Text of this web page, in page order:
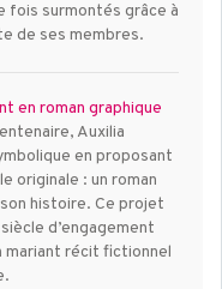
fois surmontés grâce à
de ses membres.
en roman graphique
Auxilia
en proposant
originale : un roman
histoire. Ce projet
d’engagement
mariant récit fictionnel